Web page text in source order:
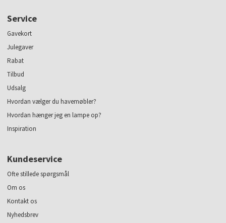
Service
Gavekort
Julegaver
Rabat
Tilbud
Udsalg
Hvordan vælger du havemøbler?
Hvordan hænger jeg en lampe op?
Inspiration
Kundeservice
Ofte stillede spørgsmål
Om os
Kontakt os
Nyhedsbrev